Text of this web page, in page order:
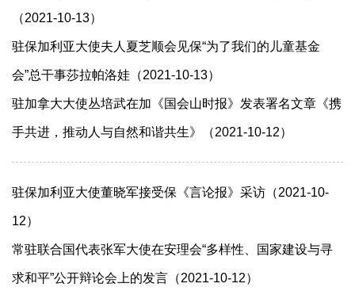
（2021-10-13）
驻保加利亚大使夫人夏芝顺会见保“为了我们的儿童基金
会”总干事莎拉帕洛娃（2021-10-13）
驻加拿大大使丛培武在加《国会山时报》发表署名文章《携
手共进，推动人与自然和谐共生》（2021-10-12）
驻保加利亚大使董晓军接受保《言论报》采访（2021-10-
12）
常驻联合国代表张军大使在安理会“多样性、国家建设与寻
求和平”公开辩论会上的发言（2021-10-12）